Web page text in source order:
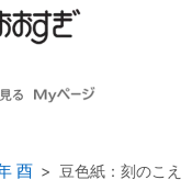
酉 豆色紙：刻のこえ